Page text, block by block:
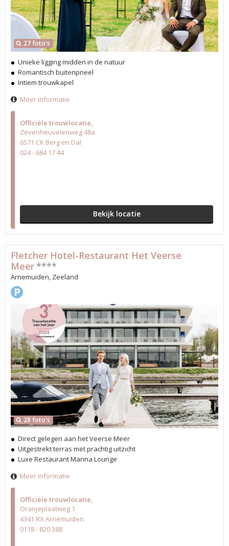
Officiële trouwlocatie
Zevenheuvelenweg 48a
6571 CK Berg en Dal
024 - 684 17 44
Bekijk locatie
27 foto's
Unieke ligging midden in de natuur
Romantisch buitenprieel
Intiem trouwkapel
Meer informatie
Officiële trouwlocatie
Oranjeplaatweg 1
4341 RX Arnemuiden
0118 - 820 388
28 foto's
Fletcher Hotel-Restaurant Het Veerse
Meer ****
Arnemuiden, Zeeland
Direct gelegen aan het Veerse Meer
Uitgestrekt terras met prachtig uitzicht
Luxe Restaurant Marina Lounge
Meer informatie